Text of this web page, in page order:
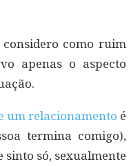
como ruim
apenas o aspecto
um relacionamento é
termina comigo),
só, sexualmente